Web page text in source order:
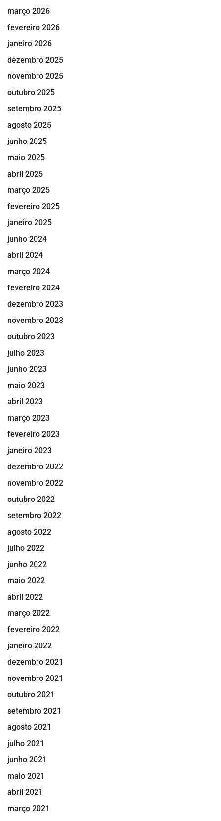
março 2026
fevereiro 2026
janeiro 2026
dezembro 2025
novembro 2025
outubro 2025
setembro 2025
agosto 2025
junho 2025
maio 2025
abril 2025
março 2025
fevereiro 2025
janeiro 2025
junho 2024
abril 2024
março 2024
fevereiro 2024
dezembro 2023
novembro 2023
outubro 2023
julho 2023
junho 2023
maio 2023
abril 2023
março 2023
fevereiro 2023
janeiro 2023
dezembro 2022
novembro 2022
outubro 2022
setembro 2022
agosto 2022
julho 2022
junho 2022
maio 2022
abril 2022
março 2022
fevereiro 2022
janeiro 2022
dezembro 2021
novembro 2021
outubro 2021
setembro 2021
agosto 2021
julho 2021
junho 2021
maio 2021
abril 2021
março 2021